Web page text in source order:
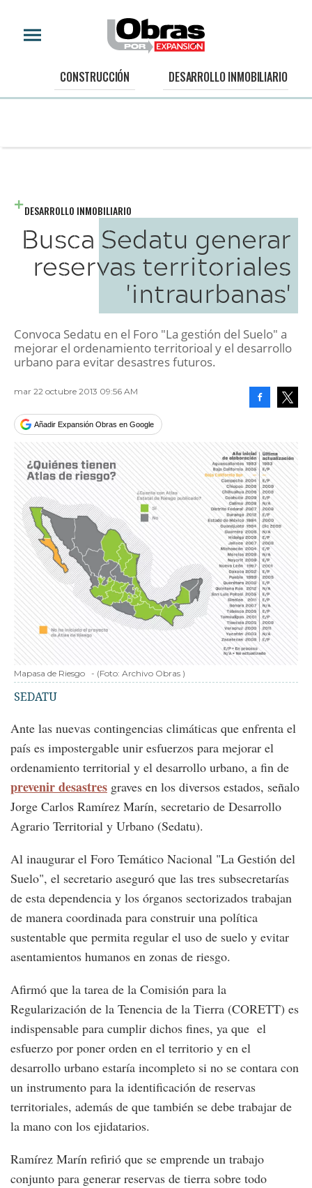
CONSTRUCCIÓN DESARROLLO INMOBILIARIO
DESARROLLO INMOBILIARIO
Busca Sedatu generar
reservas territoriales
'intraurbanas'
Convoca Sedatu en el Foro "La gestión del Suelo" a
mejorar el ordenamiento territorioal y el desarrollo
urbano para evitar desastres futuros.
mar 22 octubre 2013 09:56 AM
Añadir Expansión Obras en Google
Mapasa de Riesgo - (Foto: Archivo Obras )
SEDATU
Ante las nuevas contingencias climáticas que enfrenta el
país es impostergable unir esfuerzos para mejorar el
ordenamiento territorial y el desarrollo urbano, a fin de
prevenir desastres graves en los diversos estados, señalo
Jorge Carlos Ramírez Marín, secretario de Desarrollo
Agrario Territorial y Urbano (Sedatu).
Al inaugurar el Foro Temático Nacional "La Gestión del
Suelo", el secretario aseguró que las tres subsecretarías
de esta dependencia y los órganos sectorizados trabajan
de manera coordinada para construir una política
sustentable que permita regular el uso de suelo y evitar
asentamientos humanos en zonas de riesgo.
Afirmó que la tarea de la Comisión para la
Regularización de la Tenencia de la Tierra (CORETT) es
indispensable para cumplir dichos fines, ya que el
esfuerzo por poner orden en el territorio y en el
desarrollo urbano estaría incompleto si no se contara con
un instrumento para la identificación de reservas
territoriales, además de que también se debe trabajar de
la mano con los ejidatarios.
Ramírez Marín refirió que se emprende un trabajo
conjunto para generar reservas de tierra sobre todo